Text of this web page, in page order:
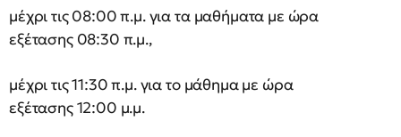
μέχρι τις 08:00 π.μ. για τα μαθήματα με ώρα
εξέτασης 08:30 π.μ.,
μέχρι τις 11:30 π.μ. για το μάθημα με ώρα
εξέτασης 12:00 μ.μ.